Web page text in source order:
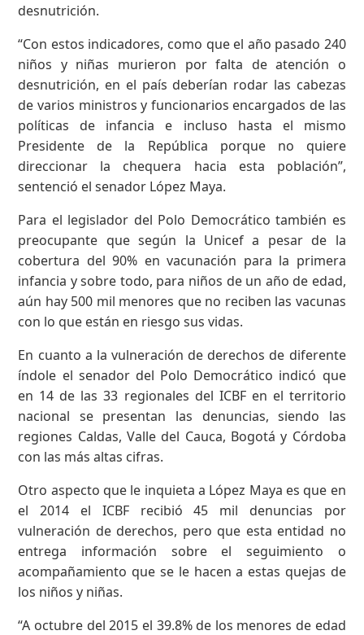
desnutrición.
“Con estos indicadores, como que el año pasado 240
niños y niñas murieron por falta de atención o
desnutrición, en el país deberían rodar las cabezas
de varios ministros y funcionarios encargados de las
políticas de infancia e incluso hasta el mismo
Presidente de la República porque no quiere
direccionar la chequera hacia esta población”,
sentenció el senador López Maya.
Para el legislador del Polo Democrático también es
preocupante que según la Unicef a pesar de la
cobertura del 90% en vacunación para la primera
infancia y sobre todo, para niños de un año de edad,
aún hay 500 mil menores que no reciben las vacunas
con lo que están en riesgo sus vidas.
En cuanto a la vulneración de derechos de diferente
índole el senador del Polo Democrático indicó que
en 14 de las 33 regionales del ICBF en el territorio
nacional se presentan las denuncias, siendo las
regiones Caldas, Valle del Cauca, Bogotá y Córdoba
con las más altas cifras.
Otro aspecto que le inquieta a López Maya es que en
el 2014 el ICBF recibió 45 mil denuncias por
vulneración de derechos, pero que esta entidad no
entrega información sobre el seguimiento o
acompañamiento que se le hacen a estas quejas de
los niños y niñas.
“A octubre del 2015 el 39.8% de los menores de edad